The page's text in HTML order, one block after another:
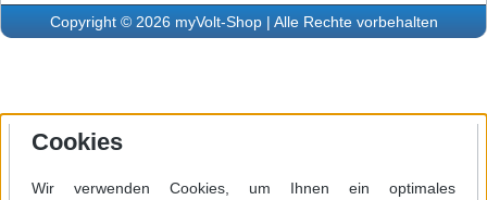
Copyright © 2026 myVolt-Shop | Alle Rechte vorbehalten
Cookies
Wir verwenden Cookies, um Ihnen ein optimales